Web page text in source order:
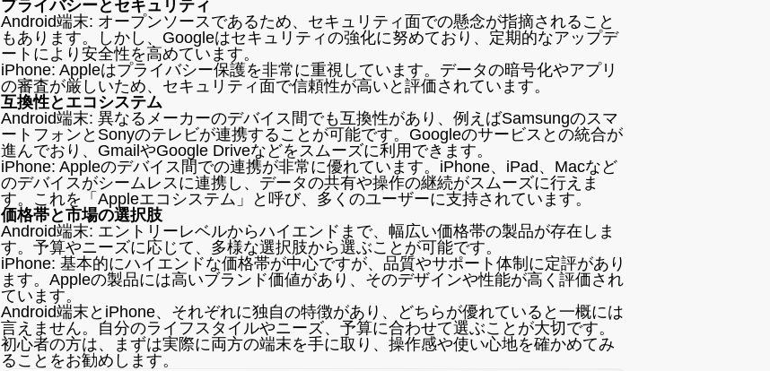
プライバシーとセキュリティ
Android端末: オープンソースであるため、セキュリティ面での懸念が指摘されること
もあります。しかし、Googleはセキュリティの強化に努めており、定期的なアップデ
ートにより安全性を高めています。
iPhone: Appleはプライバシー保護を非常に重視しています。データの暗号化やアプリ
の審査が厳しいため、セキュリティ面で信頼性が高いと評価されています。
互換性とエコシステム
Android端末: 異なるメーカーのデバイス間でも互換性があり、例えばSamsungのスマ
ートフォンとSonyのテレビが連携することが可能です。Googleのサービスとの統合が
進んでおり、GmailやGoogle Driveなどをスムーズに利用できます。
iPhone: Appleのデバイス間での連携が非常に優れています。iPhone、iPad、Macなど
のデバイスがシームレスに連携し、データの共有や操作の継続がスムーズに行えま
す。これを「Appleエコシステム」と呼び、多くのユーザーに支持されています。
価格帯と市場の選択肢
Android端末: エントリーレベルからハイエンドまで、幅広い価格帯の製品が存在しま
す。予算やニーズに応じて、多様な選択肢から選ぶことが可能です。
iPhone: 基本的にハイエンドな価格帯が中心ですが、品質やサポート体制に定評があり
ます。Appleの製品には高いブランド価値があり、そのデザインや性能が高く評価され
ています。
Android端末とiPhone、それぞれに独自の特徴があり、どちらが優れていると一概には
言えません。自分のライフスタイルやニーズ、予算に合わせて選ぶことが大切です。
初心者の方は、まずは実際に両方の端末を手に取り、操作感や使い心地を確かめてみ
ることをお勧めします。